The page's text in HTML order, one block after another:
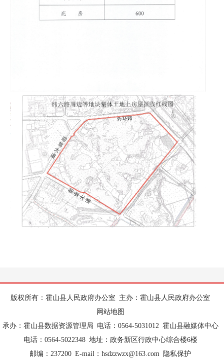
版权所有：霍山县人民政府办公室 主办：霍山县人民政府办公室
网站地图
承办：霍山县数据资源管理局 电话：0564-5031012 霍山县融媒体中心
电话：0564-5022348 地址：政务新区行政中心综合楼6楼
邮编：237200 E-mail：hsdzzwzx@163.com 隐私保护